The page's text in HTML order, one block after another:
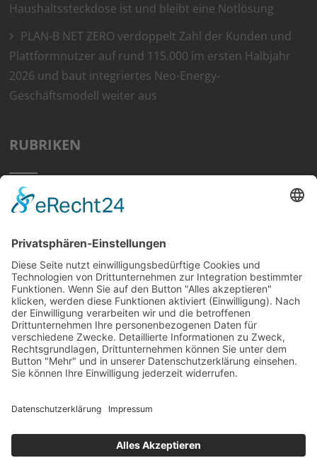
Haushaltssteckdose ist und bleibt eine Notlösung
PLAN-B NET ZERO verdoppelt Zahl der Kunden und
Plattformnutzer auf rund 115.000 im ersten Halbjahr
2026 und baut integriertes Neo-Energy-
Geschäftsmodell weiter aus
RUBRIKEN
Home
Tipps
Wissen
Strom Top30
F&A
News